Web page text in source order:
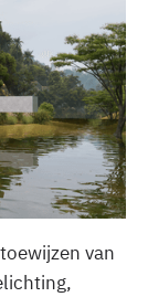
en de
allemaal
hele proces
van